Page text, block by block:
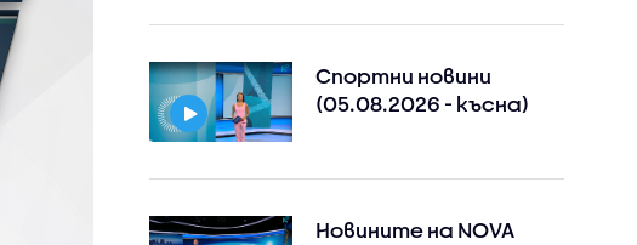
Спортни новини
(05.08.2026 - късна)
Новините на NOVA